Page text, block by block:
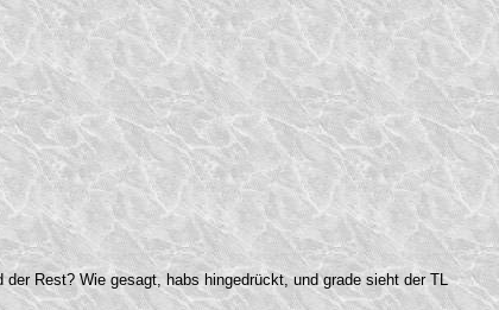
Rest? Wie gesagt, habs hingedrückt, und grade sieht der TL